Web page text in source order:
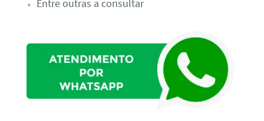
Entre outras a consultar